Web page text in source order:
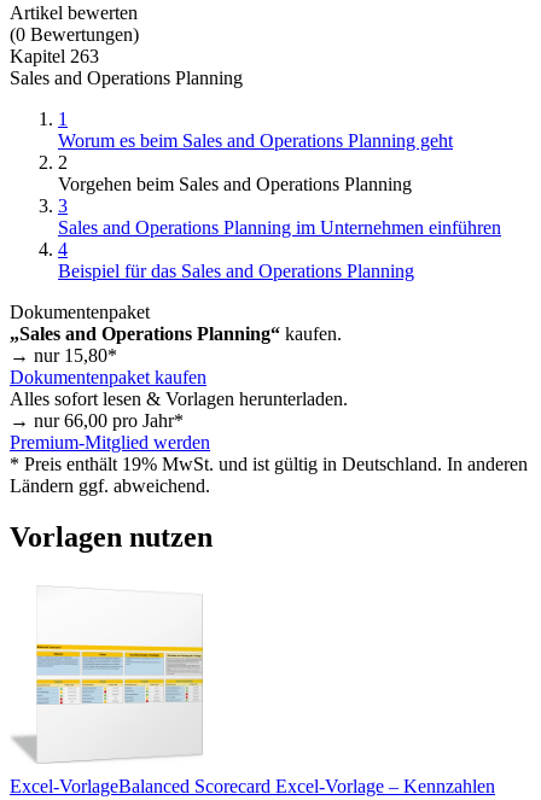
Artikel bewerten
(0 Bewertungen)
Kapitel 263
Sales and Operations Planning
1
Worum es beim Sales and Operations Planning geht
2
Vorgehen beim Sales and Operations Planning
3
Sales and Operations Planning im Unternehmen einführen
4
Beispiel für das Sales and Operations Planning
Dokumentenpaket
„Sales and Operations Planning“ kaufen.
→ nur 15,80*
Dokumentenpaket kaufen
Alles sofort lesen & Vorlagen herunterladen.
→ nur66,00 pro Jahr*
Premium-Mitglied werden
* Preis enthält 19% MwSt. und ist gültig in Deutschland. In anderen
Ländern ggf. abweichend.
Vorlagen nutzen
Excel-VorlageBalanced Scorecard Excel-Vorlage – Kennzahlen